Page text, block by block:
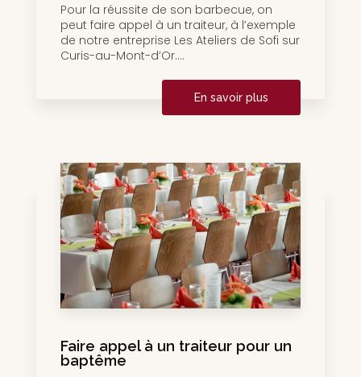
Pour la réussite de son barbecue, on
peut faire appel à un traiteur, à l’exemple
de notre entreprise Les Ateliers de Sofi sur
Curis-au-Mont-d’Or....
En savoir plus
Faire appel à un traiteur pour un
baptême